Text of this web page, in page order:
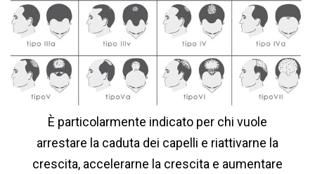
È particolarmente indicato per chi vuole
arrestare la caduta dei capelli e riattivarne la
crescita, accelerarne la crescita e aumentare